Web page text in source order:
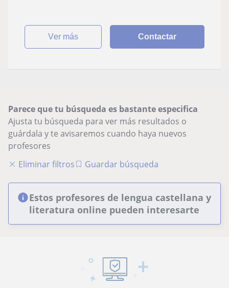
ver más Contactar
Parece que tu búsqueda es bastante especifica
Ajusta tu búsqueda para ver más resultados o
guárdala y te avisaremos cuando haya nuevos
profesores
Eliminar filtros
Guardar búsqueda
Estos profesores de lengua castellana y
literatura online pueden interesarte